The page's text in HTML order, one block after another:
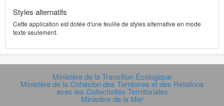
Styles alternatifs
Cette application est dotée d'une feuille de styles alternative en mode
texte seulement.
Ministère de la Transition Écologique
Ministère de la Cohésion des Territoires et des Relations
avec les Collectivités Terrritoriales
Ministère de la Mer